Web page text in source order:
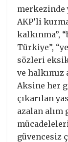
merkezinde
AKP’li
kalkınma”,
Türkiye”,
sözleri eksik
ve halkımız
Aksine her
çıkarılan
azalan alım
güvencesiz